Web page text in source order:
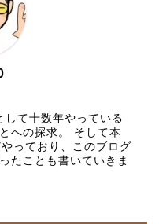
て十数年やっている
への探求。 そして本
っており、このブログ
たことも書いていきま